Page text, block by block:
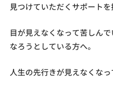
見つけていただくサポートを
目が見えなくなって苦しん
なろうとしている方へ。
人生の先行きが見えなくなっ